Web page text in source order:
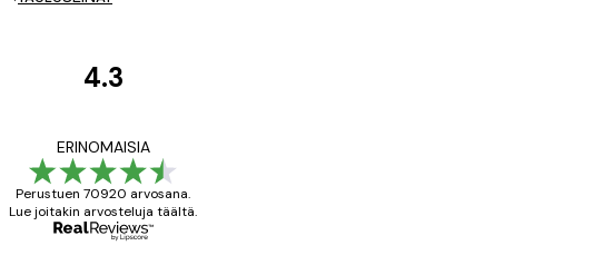
4.3
ERINOMAISIA
Perustuen 70920 arvosana.
Lue joitakin arvosteluja täältä.